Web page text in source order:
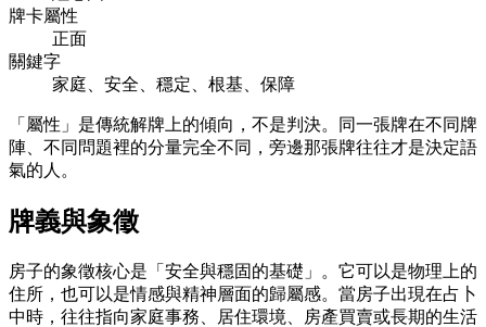
牌卡屬性
正面
關鍵字
家庭、安全、穩定、根基、保障
「屬性」是傳統解牌上的傾向，不是判決。同一張牌在不同牌
陣、不同問題裡的分量完全不同，旁邊那張牌往往才是決定語
氣的人。
牌義與象徵
房子的象徵核心是「安全與穩固的基礎」。它可以是物理上的
住所，也可以是情感與精神層面的歸屬感。當房子出現在占卜
中時，往往指向家庭事務、居住環境、房產買賣或長期的生活